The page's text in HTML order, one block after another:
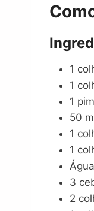
1
1
1
50
1
1
3
2